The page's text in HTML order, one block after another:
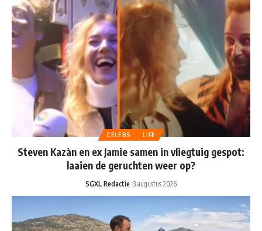
CELEBS LIFE
Steven Kazàn en ex Jamie samen in vliegtuig gespot:
laaien de geruchten weer op?
SGXL Redactie 3 augustus 2026